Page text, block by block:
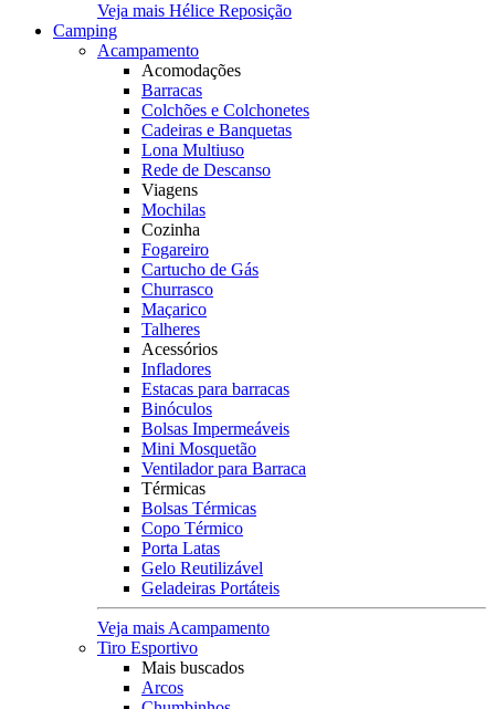
Veja mais Hélice Reposição
Camping
Acampamento
Acomodações
Barracas
Colchões e Colchonetes
Cadeiras e Banquetas
Lona Multiuso
Rede de Descanso
Viagens
Mochilas
Cozinha
Fogareiro
Cartucho de Gás
Churrasco
Maçarico
Talheres
Acessórios
Infladores
Estacas para barracas
Binóculos
Bolsas Impermeáveis
Mini Mosquetão
Ventilador para Barraca
Térmicas
Bolsas Térmicas
Copo Térmico
Porta Latas
Gelo Reutilizável
Geladeiras Portáteis
Veja mais Acampamento
Tiro Esportivo
Mais buscados
Arcos